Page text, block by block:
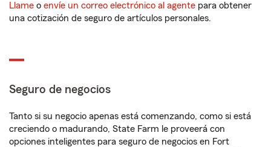
Llame o envíe un correo electrónico al agente para obtener
una cotización de seguro de artículos personales.
Seguro de negocios
Tanto si su negocio apenas está comenzando, como si está
creciendo o madurando, State Farm le proveerá con
opciones inteligentes para seguro de negocios en Fort